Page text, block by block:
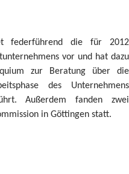
federführend die für 2012
vor und hat dazu
zur Beratung über die
des Unternehmens
Außerdem fanden zwei
in Göttingen statt.